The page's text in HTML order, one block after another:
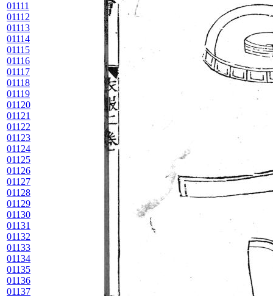
01111
01112
01113
01114
01115
01116
01117
01118
01119
01120
01121
01122
01123
01124
01125
01126
01127
01128
01129
01130
01131
01132
01133
01134
01135
01136
01137